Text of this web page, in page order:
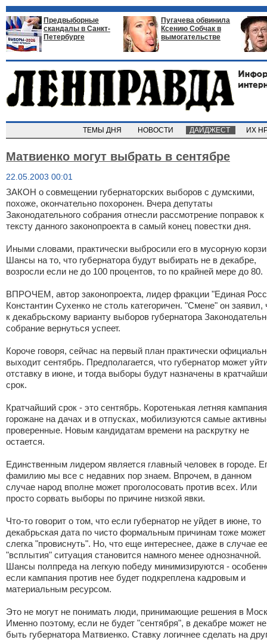
Предвыборные
скандалы в Санкт-
Петербурге
Пугачева обвинила
Ксению Собчак в
вымогательстве
ТЕМЫ ДНЯ НОВОСТИ ДАЙДЖЕСТ ИХ
Матвиенко могут выбрать в сентябре
22.05.2003 00:01
ЗАКОН о совмещении губернаторских выборов с думскими,
похоже, окончательно похоронен. Вчера депутаты
Законодательного собрания отнесли рассмотрение поправок к
тексту данного законопроекта в самый конец повестки дня.
Иными словами, практически выбросили его в мусорную
Шансы на то, что губернатора будут выбирать не в декабре,
возросли если не до 100 процентов, то по крайней мере до 80.
ВПРОЧЕМ, автор законопроекта, лидер фракции "Единая
Константин Сухенко не столь категоричен. "Смене" он заявил,
к декабрьскому варианту выборов губернатора
собрание вернуться успеет.
Короче говоря, сейчас на первый план практически
выходит сентябрь. Предполагается, что губернатор может
отставку в июне, и тогда выборы будут назначены в
срок.
Кратчайший срок - это сентябрь. Коротенькая летняя
горожане на дачах и в отпусках, мобилизуются самые
проверенные. Новым кандидатам времени на раскрутку не
остается.
Единственным лидером является главный человек в городе.
фамилию мы все с недавних пор знаем. Впрочем, в данном
случае народ вполне может проголосовать против всех. Или
просто сорвать выборы по причине низкой явки.
Что-то говорит о том, что если губернатор не уйдет в июне, то
декабрьская дата по чисто формальным причинам тоже может
слегка "провиснуть". Но, что еще интереснее, даже в случае ее
"всплытия" ситуация становится намного менее однозначной.
Шансы полпреда на легкую победу минимизируются -
если кампания против нее будет подкреплена кадровым и
материальным ресурсом.
Это не могут не понимать люди, принимающие решения в
Именно поэтому, если не будет "сентября", в декабре может не
быть губернатора Матвиенко. Ставку логичнее сделать на